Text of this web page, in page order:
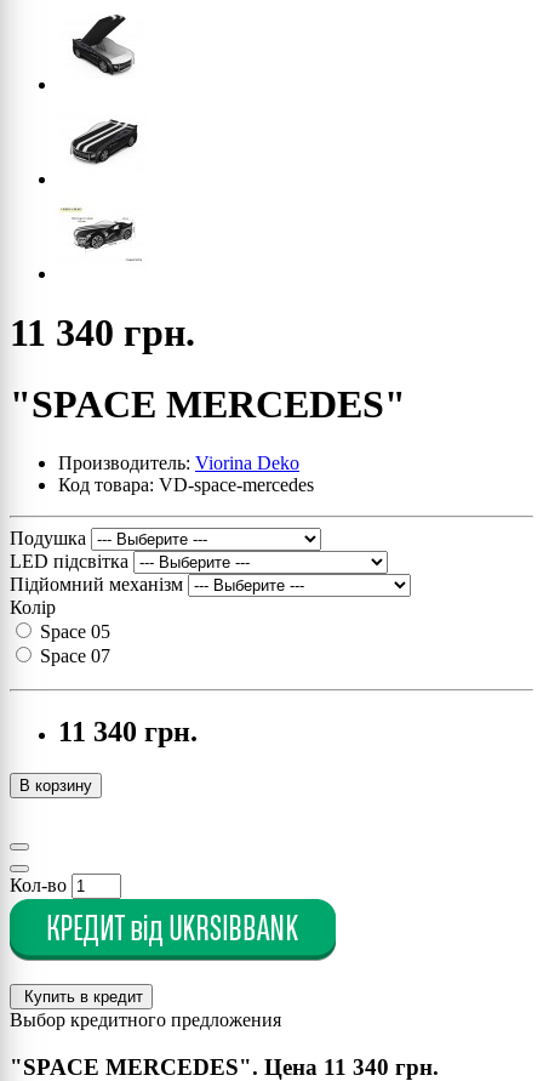
11 340 грн.
"SPACE MERCEDES"
Производитель: Viorina Deko
Код товара: VD-space-mercedes
Подушка
LED підсвітка
Підйомний механізм
Колір
Space 05
Space 07
11 340 грн.
В корзину
Кол-во
Купить в кредит
Выбор кредитного предложения
"SPACE MERCEDES". Цена 11 340 грн.